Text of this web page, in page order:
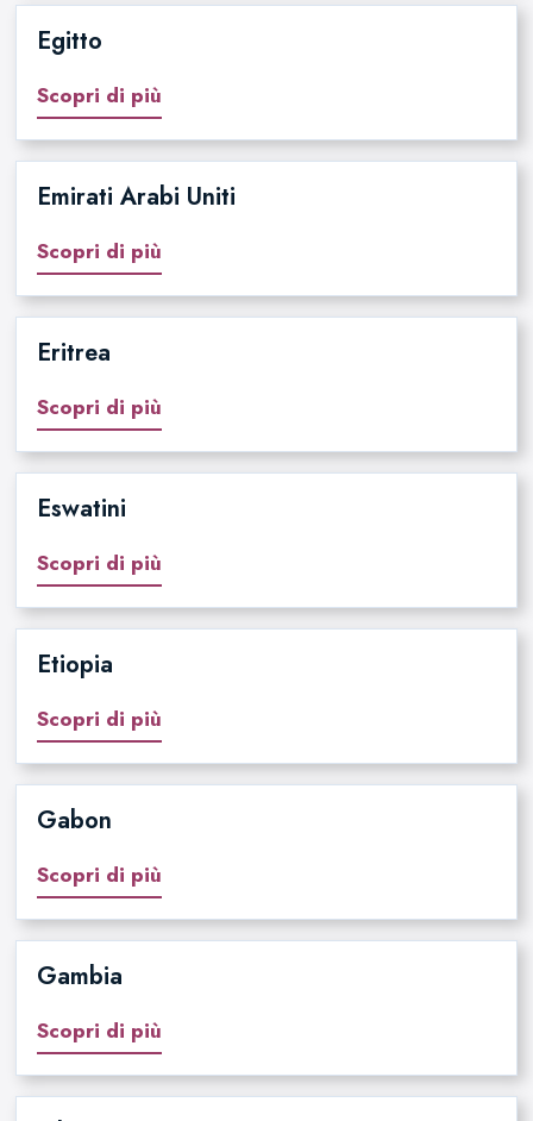
Egitto
Scopri di più
Emirati Arabi Uniti
Scopri di più
Eritrea
Scopri di più
Eswatini
Scopri di più
Etiopia
Scopri di più
Gabon
Scopri di più
Gambia
Scopri di più